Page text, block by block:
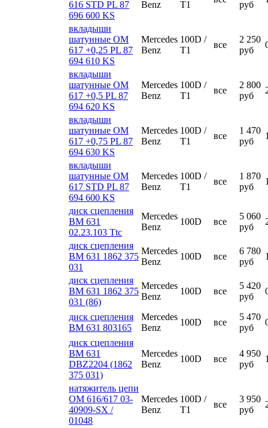
616 STD РL 87
696 600 KS
Benz
T1
руб
вкладыши
шатунные ОМ
617 +0,25 РL 87
694 610 KS
Mercedes
Benz
100D /
T1
все
2 250
руб
вкладыши
шатунные ОМ
617 +0,5 РL 87
694 620 KS
Mercedes
Benz
100D /
T1
все
2 800
руб
вкладыши
шатунные ОМ
617 +0,75 РL 87
694 630 KS
Mercedes
Benz
100D /
T1
все
1 470
руб
вкладыши
шатунные ОМ
617 STD РL 87
694 600 KS
Mercedes
Benz
100D /
T1
все
1 870
руб
диск сцепления
ВМ 631
02.23.103 Ttc
Mercedes
Benz
100D все
5 060
руб
диск сцепления
ВМ 631 1862 375
031
Mercedes
Benz
100D все
6 780
руб
диск сцепления
ВМ 631 1862 375
031 (86)
Mercedes
Benz
100D все
5 420
руб
диск сцепления
ВМ 631 803165
Mercedes
Benz
100D все
5 470
руб
диск сцепления
ВМ 631
DBZ2204 (1862
375 031)
Mercedes
Benz
100D все
4 950
руб
натяжитель цепи
ОМ 616/617 03-
40909-SX /
01048
Mercedes
Benz
100D /
T1
все
3 950
руб